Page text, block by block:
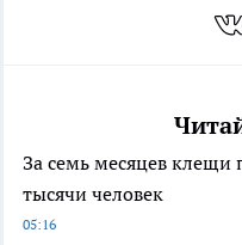
За семь месяцев клещи
тысячи человек
05:16